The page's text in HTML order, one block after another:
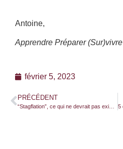
Antoine,
Apprendre Préparer (Sur)vivre
février 5, 2023
PRÉCÉDENT